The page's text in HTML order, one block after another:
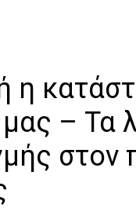
η
– Τα
στον